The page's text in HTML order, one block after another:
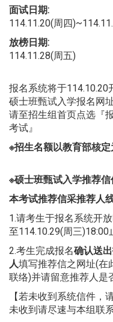
面试日期:
114.11.20(周四
放榜日期:
114.11.28(周五)
报名系统将于114.10.20
硕士班甄试入学报名网址
请至招生组首页点选『
考试』
※招生名额以教育部核定
※硕士班甄试入学推荐信
本考试推荐信采推荐人
1.请考生于报名系统开
至114.10.29(周三)18:00
2.考生完成报名确认送
人填写推荐信之网址(在
联络)并请留意推荐人是
【若未收到系统信件，
未收到请尽速与本组联系